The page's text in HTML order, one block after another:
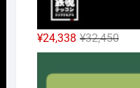
¥32,450元
の
価
¥24,338
現
在
の